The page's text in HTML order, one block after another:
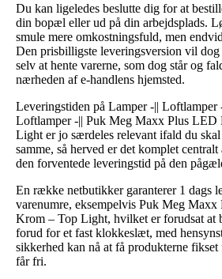
Du kan ligeledes beslutte dig for at
din bopæl eller ud på din arbejdsplads.
smule mere omkostningsfuld, men
Den prisbilligste leveringsversion vil
selv at hente varerne, som dog står og
nærheden af e-handlens hjemsted.
Leveringstiden på Lamper -|| Loftlamper
Loftlamper -|| Puk Meg Maxx Plus
Light er jo særdeles relevant ifald du
samme, så herved er det komplet
den forventede leveringstid på den
En række netbutikker garanterer 1 dags
varenumre, eksempelvis Puk Meg
Krom – Top Light, hvilket er forudsat at
forud for et fast klokkeslæt, med
sikkerhed kan nå at få produkterne
får fri.